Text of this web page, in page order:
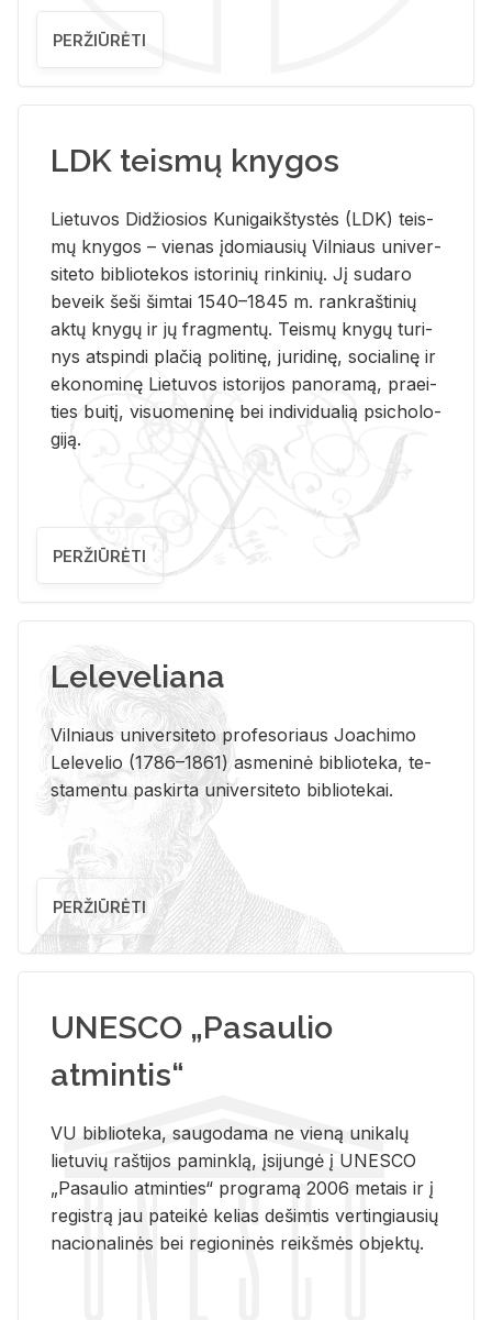
PERŽIŪRĖTI
LDK teismų knygos
Lie­tu­vos Di­džio­sios Ku­ni­gaikš­tys­tės (LDK) teis­
mų kny­gos – vie­nas įdo­miau­sių Vil­niaus uni­ver­
si­te­to bi­b­lio­te­kos is­to­ri­nių rin­ki­nių. Jį su­da­ro
be­veik šeši šim­tai 1540–1845 m. rank­raš­ti­nių
aktų kny­gų ir jų frag­men­tų. Teis­mų kny­gų tu­ri­
nys at­spin­di pla­čią po­li­ti­nę, ju­ri­di­nę, so­cia­li­nę ir
eko­no­mi­nę Lie­tu­vos is­to­ri­jos pa­no­ra­mą, pra­ei­
ties bui­tį, vi­suo­me­ni­nę bei in­di­vi­dua­lią psi­cho­lo­
gi­ją.
PERŽIŪRĖTI
Leleveliana
Vil­niaus uni­ver­si­te­to pro­fe­so­riaus Jo­a­chi­mo
Le­le­ve­lio (1786–1861) as­me­ni­nė bi­b­lio­te­ka, te­
sta­men­tu pa­skir­ta uni­ver­si­te­to bi­b­lio­te­kai.
PERŽIŪRĖTI
UNESCO „Pasaulio
atmintis“
VU biblioteka, saugodama ne vieną unikalų
lietuvių raštijos paminklą, įsijungė į UNESCO
„Pasaulio atminties“ programą 2006 metais ir į
registrą jau pateikė kelias dešimtis vertingiausių
nacionalinės bei regioninės reikšmės objektų.